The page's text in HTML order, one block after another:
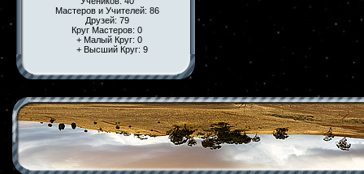
Мастеров и Учителей: 86
Друзей: 79
Круг Мастеров: 0
+ Малый Круг: 0
+ Высший Круг: 9